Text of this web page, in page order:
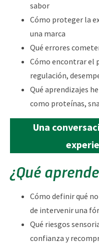
sabor
Cómo proteger la
una marca
Qué errores
Cómo encontrar el
regulación,
Qué aprendizajes
como proteínas,
Una
¿Qué
Cómo definir qué
de intervenir una
Qué riesgos
confianza y